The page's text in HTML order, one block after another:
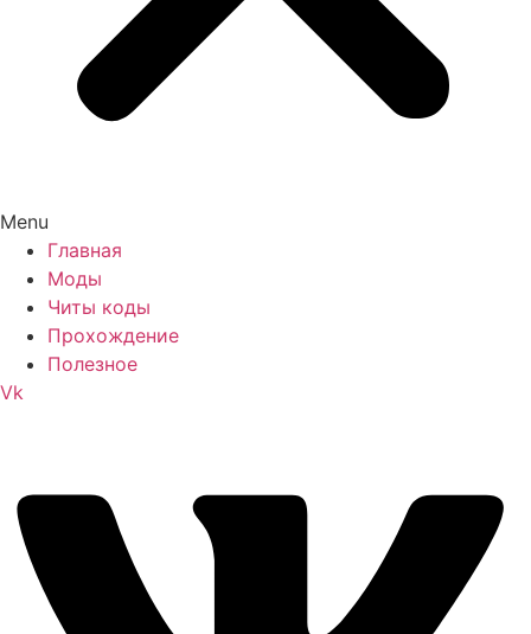
Menu
Главная
Моды
Читы коды
Прохождение
Полезное
Vk